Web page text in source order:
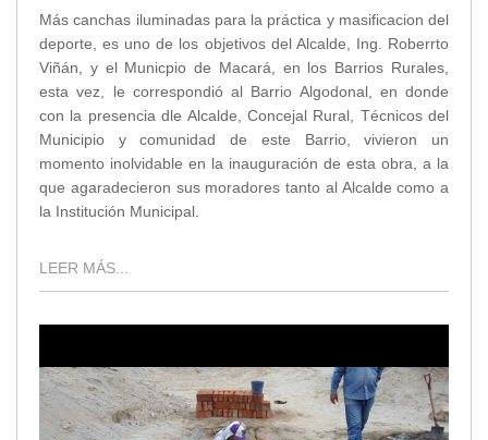
Más canchas iluminadas para la práctica y masificacion del
deporte, es uno de los objetivos del Alcalde, Ing. Roberrto
Viñán, y el Municpio de Macará, en los Barrios Rurales,
esta vez, le correspondió al Barrio Algodonal, en donde
con la presencia dle Alcalde, Concejal Rural, Técnicos del
Municipio y comunidad de este Barrio, vivieron un
momento inolvidable en la inauguración de esta obra, a la
que agaradecieron sus moradores tanto al Alcalde como a
la Institución Municipal.
LEER MÁS...